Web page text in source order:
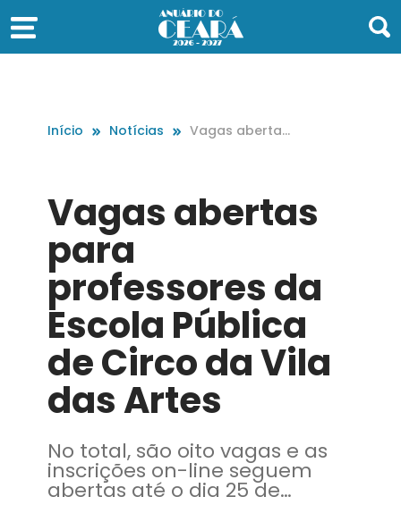
Início Notícias
Vagas abertas
da Vila das Art
es
Vagas abertas
para
professores da
Escola Pública
de Circo da Vila
das Artes
No total, são oito vagas e as
inscrições on-line seguem
abertas até o dia 25 de